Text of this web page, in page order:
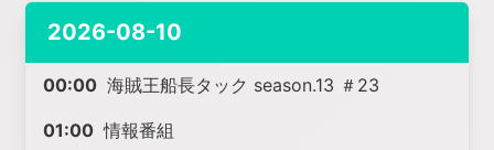
2026-08-10
00:00 海賊王船長タック season.13 ＃23
01:00 情報番組